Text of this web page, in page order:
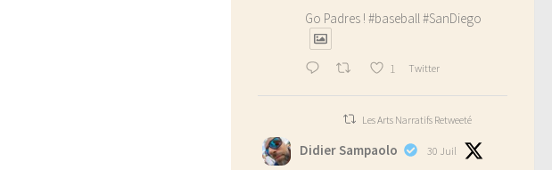
Go Padres ! #baseball#SanDiego
1 Twitter
Les Arts Narratifs Retweeté
Didier Sampaolo 30 Juil